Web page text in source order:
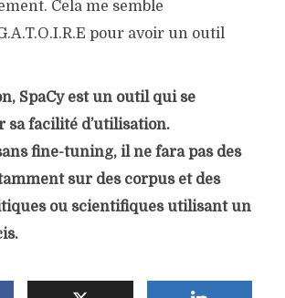
Cela me semble
pour avoir un outil
SpaCy est un outil qui se
sa facilité d’utilisation.
fine-tuning, il ne fara pas des
sur des corpus et des
ou scientifiques utilisant un